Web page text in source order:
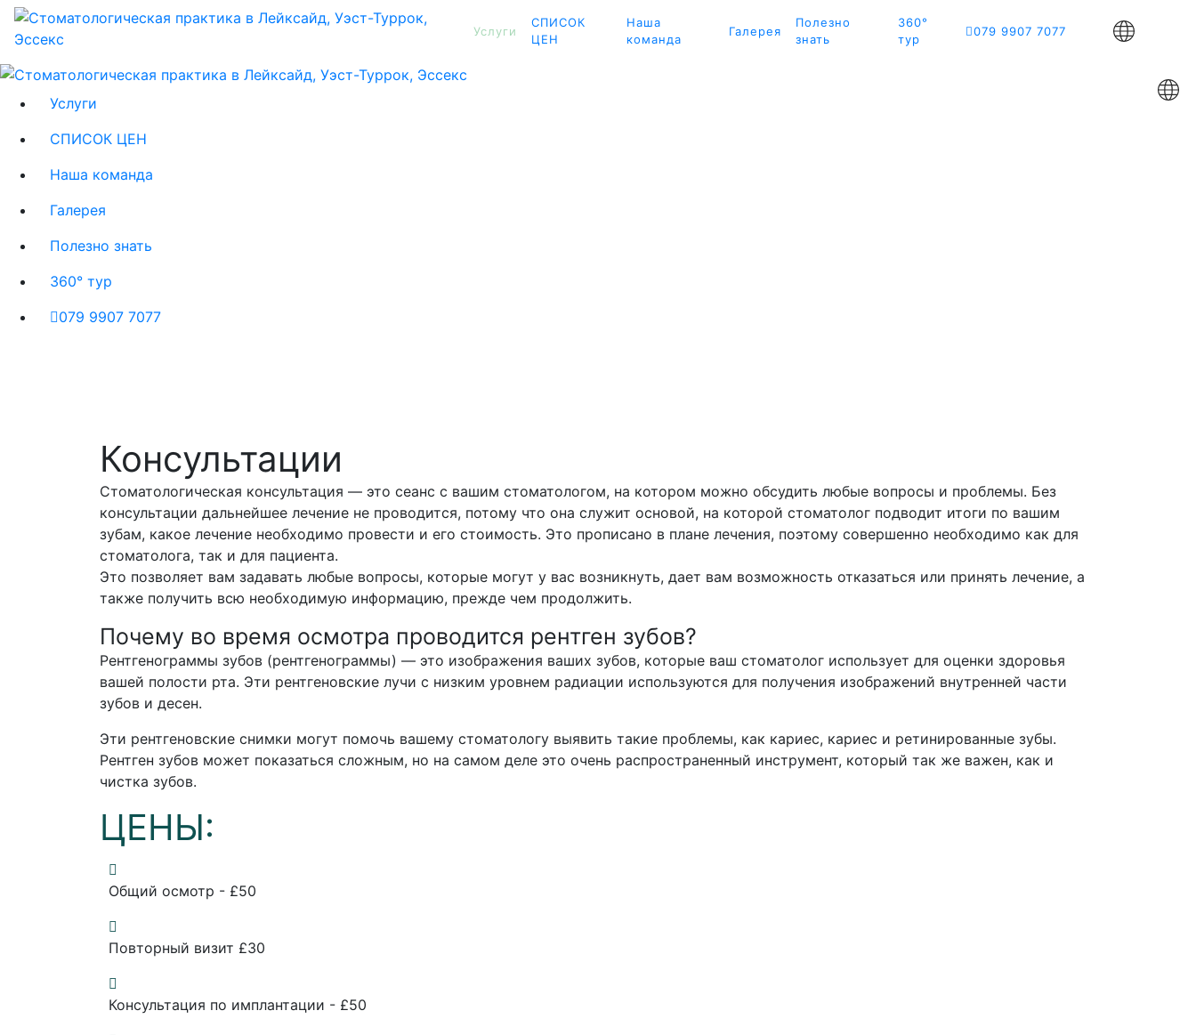
Услуги
СПИСОК
ЦЕН
Наша
команда
Галерея
Полезно
знать
360°
тур
079 9907 7077
Услуги
СПИСОК ЦЕН
Наша команда
Галерея
Полезно знать
360° тур
079 9907 7077
Консультации
Стоматологическая консультация — это сеанс с вашим стоматологом, на котором можно обсудить любые вопросы и проблемы. Без
консультации дальнейшее лечение не проводится, потому что она служит основой, на которой стоматолог подводит итоги по вашим
зубам, какое лечение необходимо провести и его стоимость. Это прописано в плане лечения, поэтому совершенно необходимо как для
стоматолога, так и для пациента.
Это позволяет вам задавать любые вопросы, которые могут у вас возникнуть, дает вам возможность отказаться или принять лечение, а
также получить всю необходимую информацию, прежде чем продолжить.
Почему во время осмотра проводится рентген зубов?
Рентгенограммы зубов (рентгенограммы) — это изображения ваших зубов, которые ваш стоматолог использует для оценки здоровья
вашей полости рта. Эти рентгеновские лучи с низким уровнем радиации используются для получения изображений внутренней части
зубов и десен.
Эти рентгеновские снимки могут помочь вашему стоматологу выявить такие проблемы, как кариес, кариес и ретинированные зубы.
Рентген зубов может показаться сложным, но на самом деле это очень распространенный инструмент, который так же важен, как и
чистка зубов.
ЦЕНЫ:
Общий осмотр - £50
Повторный визит £30
Консультация по имплантации - £50